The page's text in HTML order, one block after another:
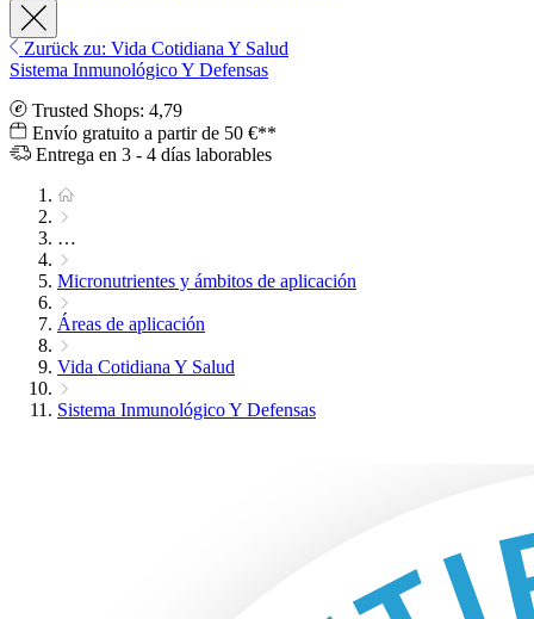
Zurück zu: Vida Cotidiana Y Salud
Sistema Inmunológico Y Defensas
Trusted Shops: 4,79
Envío gratuito a partir de 50 €**
Entrega en 3 - 4 días laborables
…
Micronutrientes y ámbitos de aplicación
Áreas de aplicación
Vida Cotidiana Y Salud
Sistema Inmunológico Y Defensas